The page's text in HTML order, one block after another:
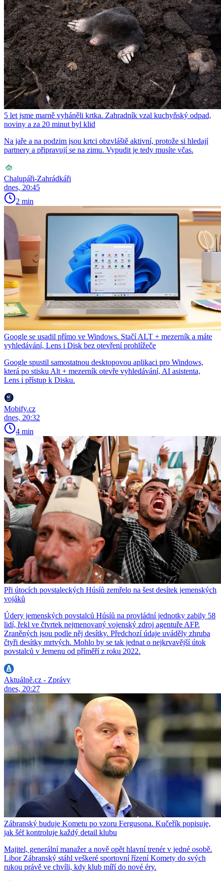
5 let jsme marně vyháněli krtka. Zahradník vzal kuchyňský odpad,
noviny a za 20 minut byl klid
Na jaře a na podzim jsou krtci obzvláště aktivní, protože si hledají
partnery a připravují se na zimu. Vypudit je tedy musíte včas.
Chalupáři-Zahrádkáři
dnes, 20:45
2 min
Google se usadil přímo ve Windows. Stačí ALT + mezerník a máte
vyhledávání, Lens i Disk bez otevření prohlížeče
Google spustil samostatnou desktopovou aplikaci pro Windows,
která po stisku Alt + mezerník otevře vyhledávání, AI asistenta,
Lens i přístup k Disku.
Mobify.cz
dnes, 20:32
4 min
Při útocích povstaleckých Húsíů zemřelo na šest desítek jemenských
vojáků
Údery jemenských povstalců Húsíů na provládní jednotky zabily 58
lidí, řekl ve čtvrtek nejmenovaný vojenský zdroj agentuře AFP.
Zraněných jsou podle něj desítky. Předchozí údaje uváděly zhruba
čtyři desítky mrtvých. Mohlo by se tak jednat o nejkrvavější útok
povstalců v Jemenu od příměří z roku 2022.
Aktuálně.cz - Zprávy
dnes, 20:27
Zábranský buduje Kometu po vzoru Fergusona. Kučeřík popisuje,
jak šéf kontroluje každý detail klubu
Majitel, generální manažer a nově opět hlavní trenér v jedné osobě.
Libor Zábranský stáhl veškeré sportovní řízení Komety do svých
rukou právě ve chvíli, kdy klub míří do nové éry.